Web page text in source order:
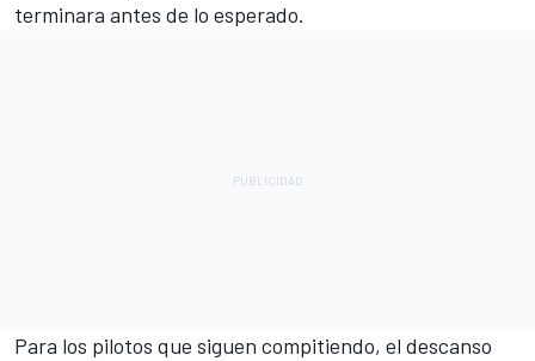
terminara antes de lo esperado.
Para los pilotos que siguen compitiendo, el descanso